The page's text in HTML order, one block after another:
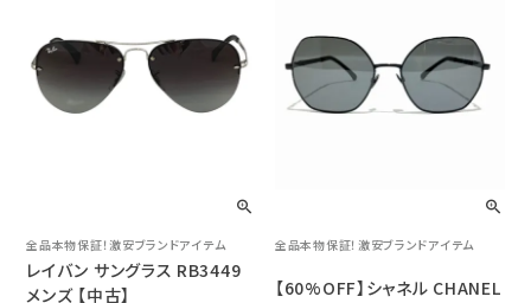
全品本物保証！激安ブランドアイテム
レイバン サングラス RB3449
メンズ 【中古】
全品本物保証！激安ブランドアイテム
【60%OFF】シャネル CHANEL